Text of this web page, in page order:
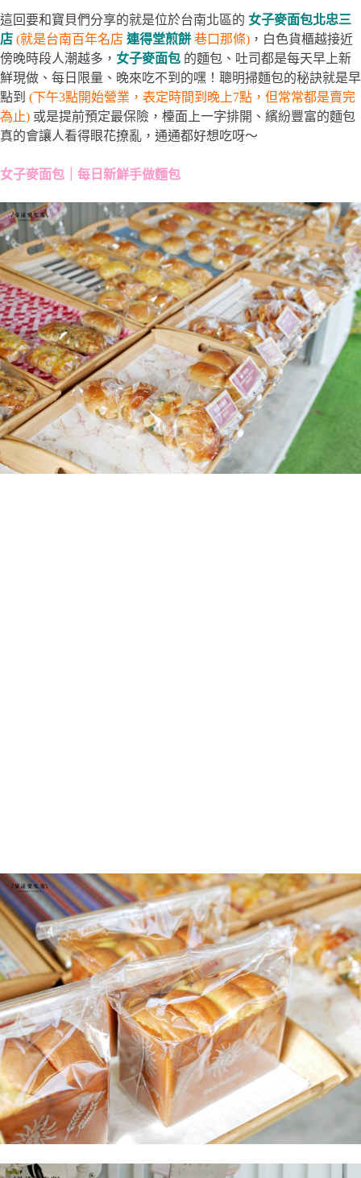
這回要和寶貝們分享的就是位於台南北區的 女子麥面包北忠三
店 (就是台南百年名店 連得堂煎餅 巷口那條) ，白色貨櫃越接近
傍晚時段人潮越多， 女子麥面包 的麵包、吐司都是每天早上新
鮮現做、每日限量、晚來吃不到的嘿！聰明掃麵包的秘訣就是早
點到 (下午3點開始營業，表定時間到晚上7點，但常常都是賣完
為止) 或是提前預定最保險，檯面上一字排開、繽紛豐富的麵包
真的會讓人看得眼花撩亂，通通都好想吃呀～
女子麥面包｜每日新鮮手做麵包